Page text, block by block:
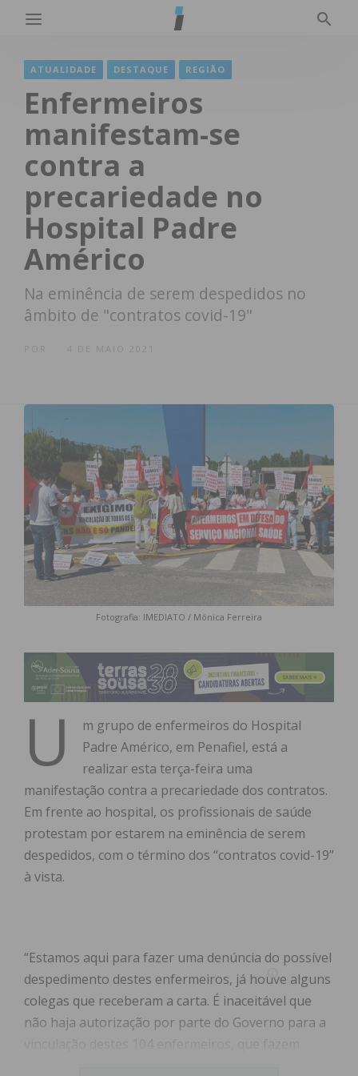
ATUALIDADE DESTAQUE REGIÃO
Enfermeiros
manifestam-se
contra a
precariedade no
Hospital Padre
Américo
Na eminência de serem despedidos no
âmbito de "contratos covid-19"
4 DE MAIO 2021
Fotografia: IMEDIATO / Mónica Ferreira
U
m grupo de enfermeiros do Hospital
Padre Américo, em Penafiel, está a
realizar esta terça-feira uma
manifestação contra a precariedade dos contratos.
Em frente ao hospital, os profissionais de saúde
protestam por estarem na eminência de serem
despedidos, com o término dos “contratos covid-19”
à vista.
“Estamos aqui para fazer uma denúncia do possível
despedimento destes enfermeiros, já houve alguns
colegas que receberam a carta. É inaceitável que
não haja autorização por parte do Governo para a